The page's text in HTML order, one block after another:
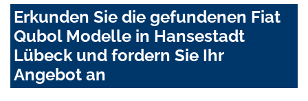
Erkunden Sie die gefundenen Fiat
Qubol Modelle in Hansestadt
Lübeck und fordern Sie Ihr
Angebot an